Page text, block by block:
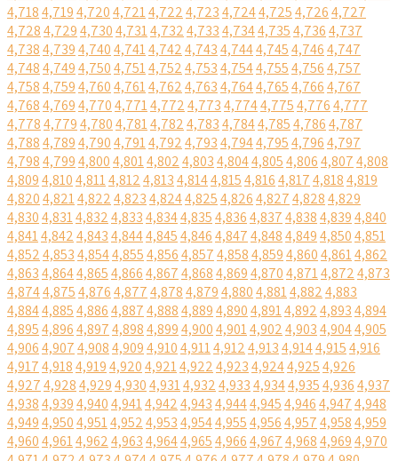
4,7184,7194,7204,7214,7224,7234,7244,7254,7264,727
4,7284,7294,7304,7314,7324,7334,7344,7354,7364,737
4,7384,7394,7404,7414,7424,7434,7444,7454,7464,747
4,7484,7494,7504,7514,7524,7534,7544,7554,7564,757
4,7584,7594,7604,7614,7624,7634,7644,7654,7664,767
4,7684,7694,7704,7714,7724,7734,7744,7754,7764,777
4,7784,7794,7804,7814,7824,7834,7844,7854,7864,787
4,7884,7894,7904,7914,7924,7934,7944,7954,7964,797
4,7984,7994,8004,8014,8024,8034,8044,8054,8064,8074,808
4,8094,8104,8114,8124,8134,8144,8154,8164,8174,8184,819
4,8204,8214,8224,8234,8244,8254,8264,8274,8284,829
4,8304,8314,8324,8334,8344,8354,8364,8374,8384,8394,840
4,8414,8424,8434,8444,8454,8464,8474,8484,8494,8504,851
4,8524,8534,8544,8554,8564,8574,8584,8594,8604,8614,862
4,8634,8644,8654,8664,8674,8684,8694,8704,8714,8724,873
4,8744,8754,8764,8774,8784,8794,8804,8814,8824,883
4,8844,8854,8864,8874,8884,8894,8904,8914,8924,8934,894
4,8954,8964,8974,8984,8994,9004,9014,9024,9034,9044,905
4,9064,9074,9084,9094,9104,9114,9124,9134,9144,9154,916
4,9174,9184,9194,9204,9214,9224,9234,9244,9254,926
4,9274,9284,9294,9304,9314,9324,9334,9344,9354,9364,937
4,9384,9394,9404,9414,9424,9434,9444,9454,9464,9474,948
4,9494,9504,9514,9524,9534,9544,9554,9564,9574,9584,959
4,9604,9614,9624,9634,9644,9654,9664,9674,9684,9694,970